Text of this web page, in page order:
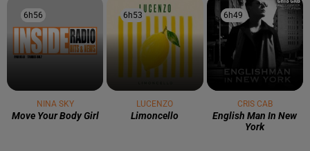
6h56
6h56
NINA SKY
Move Your Body Girl
6h53
6h53
LUCENZO
Limoncello
6h49
6h49
CRIS CAB
English Man In New
York